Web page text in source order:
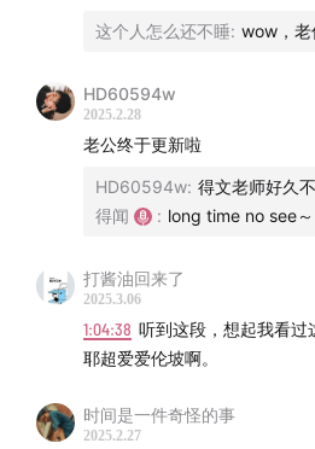
《陷坑与钟摆》
《莫格街谋杀案》
《泄密的心》
《莫斯肯漩涡沉浮记》
《如何写一篇布莱克伍德式的文
《山鲁佐德的第一千零二个故事》
这个人怎么还不睡: wow，老
HD60594w
2025.2.28
老公终于更新啦
HD60594w: 得文老师好久
得闻
: long time no see～
打酱油回来了
2025.3.06
1:04:38 听到这段，想起我看过
耶超爱爱伦坡啊。
时间是一件奇怪的事
2025.2.27